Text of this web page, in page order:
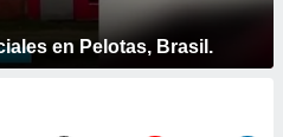
en Pelotas, Brasil.